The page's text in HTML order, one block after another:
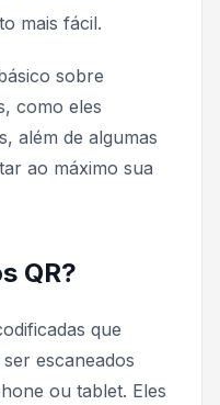
mais fácil.
sobre
como eles
além de algumas
ao máximo sua
QR?
que
escaneados
ou tablet. Eles